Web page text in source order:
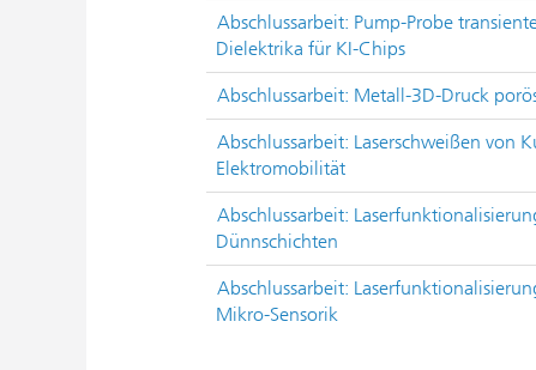
Abschlussarbeit: Pump-Probe
Dielektrika für KI-Chips
Abschlussarbeit: Metall-3D-Druck
Abschlussarbeit: Laserschweißen von
Elektromobilität
Abschlussarbeit:
Dünnschichten
Abschlussarbeit:
Mikro-Sensorik